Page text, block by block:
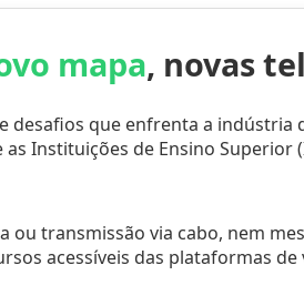
mapa, novas
que enfrenta a indústria
Instituições de Ensino Superior
ou transmissão via cabo, nem
acessíveis das plataformas